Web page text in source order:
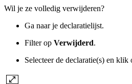
Wil je ze volledig verwijderen?
Ga naar je declaratielijst.
Filter op Verwijderd.
Selecteer de declaratie(s) en